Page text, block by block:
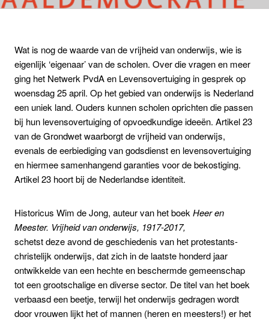
Wat is nog de waarde van de vrijheid van onderwijs, wie is
eigenlijk ‘eigenaar’ van de scholen. Over die vragen en meer
ging het Netwerk PvdA en Levensovertuiging in gesprek op
woensdag 25 april. Op het gebied van onderwijs is Nederland
een uniek land. Ouders kunnen scholen oprichten die passen
bij hun levensovertuiging of opvoedkundige ideeën. Artikel 23
van de Grondwet waarborgt de vrijheid van onderwijs,
evenals de eerbiediging van godsdienst en levensovertuiging
en hiermee samenhangend garanties voor de bekostiging.
Artikel 23 hoort bij de Nederlandse identiteit.
Historicus Wim de Jong, auteur van het boek Heer en
Meester. Vrijheid van onderwijs, 1917-2017,
schetst deze avond de geschiedenis van het protestants-
christelijk onderwijs, dat zich in de laatste honderd jaar
ontwikkelde van een hechte en beschermde gemeenschap
tot een grootschalige en diverse sector. De titel van het boek
verbaasd een beetje, terwijl het onderwijs gedragen wordt
door vrouwen lijkt het of mannen (heren en meesters!) er het